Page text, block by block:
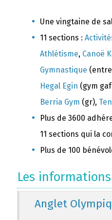
Une vingtaine de
11 sections :
Athlétisme, Canoë
Gymnastique
Hegal Egin (gym
Berria Gym (gr),
Plus de 3600
11 sections qui la
Plus de 100
Les
Anglet